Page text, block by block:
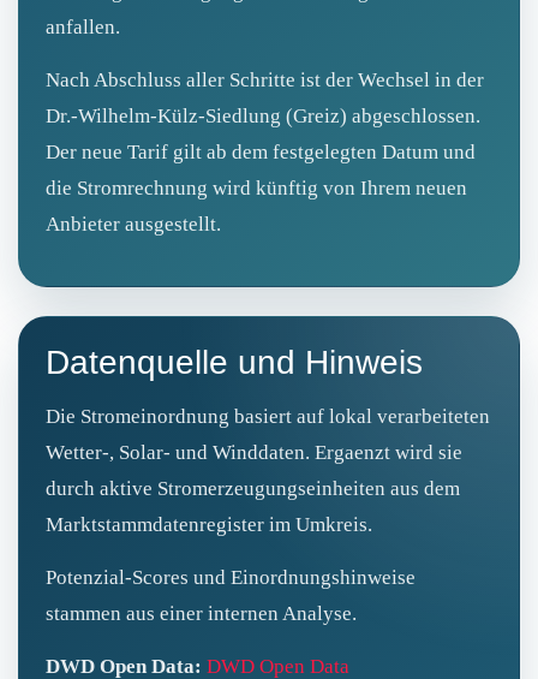
anfallen.
Nach Abschluss aller Schritte ist der Wechsel in der
Dr.-Wilhelm-Külz-Siedlung (Greiz) abgeschlossen.
Der neue Tarif gilt ab dem festgelegten Datum und
die Stromrechnung wird künftig von Ihrem neuen
Anbieter ausgestellt.
Datenquelle und Hinweis
Die Stromeinordnung basiert auf lokal verarbeiteten
Wetter-, Solar- und Winddaten. Ergaenzt wird sie
durch aktive Stromerzeugungseinheiten aus dem
Marktstammdatenregister im Umkreis.
Potenzial-Scores und Einordnungshinweise
stammen aus einer internen Analyse.
DWD Open Data: DWD Open Data